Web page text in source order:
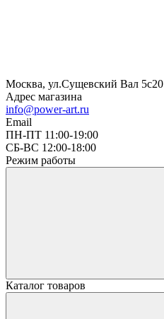
Москва, ул.Сущевский Вал 5с20
Адрес магазина
info@power-art.ru
Email
ПН-ПТ 11:00-19:00
СБ-ВС 12:00-18:00
Режим работы
Каталог товаров